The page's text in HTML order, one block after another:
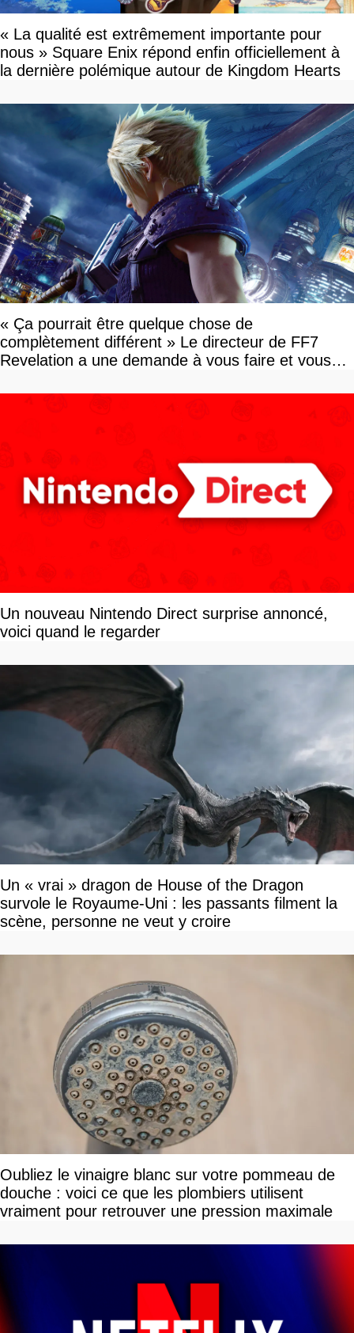
« La qualité est extrêmement importante pour
nous » Square Enix répond enfin officiellement à
la dernière polémique autour de Kingdom Hearts
« Ça pourrait être quelque chose de
complètement différent » Le directeur de FF7
Revelation a une demande à vous faire et vous
Un nouveau Nintendo Direct surprise annoncé,
voici quand le regarder
Un « vrai » dragon de House of the Dragon
survole le Royaume-Uni : les passants filment la
scène, personne ne veut y croire
Oubliez le vinaigre blanc sur votre pommeau de
douche : voici ce que les plombiers utilisent
vraiment pour retrouver une pression maximale